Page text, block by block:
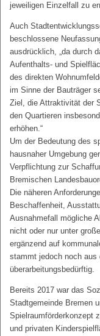
jeweiligen Einzelfall zu
Auch
beschlossene
ausdrücklich, „da durch
Aufenthalts- und
des direkten
im Sinne der Bauträger
Ziel, die Attraktivität der
den Quartieren
erhöhen.“
Um der Bedeutung des
hausnaher Umgebung
Verpflichtung zur
Bremischen
Die näheren
Beschaffenheit,
Ausnahmefall mögliche
nicht oder nur unter
ergänzend auf
stammt jedoch noch aus
überarbeitungsbedürftig.
Bereits 2017 war das
Stadtgemeinde Bremen
Spielraumförderkonzept
und privaten